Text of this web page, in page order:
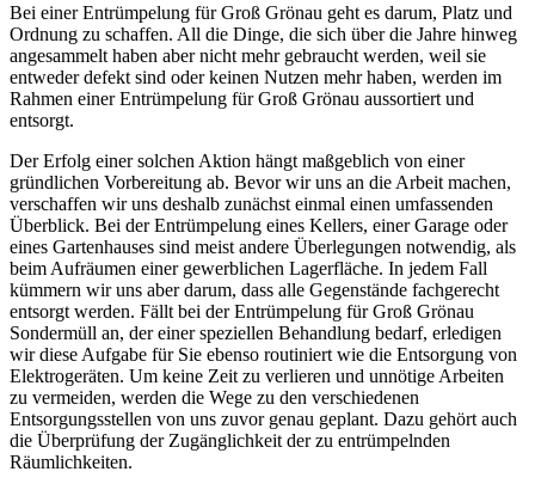
Bei einer Entrümpelung für Groß Grönau geht es darum, Platz und
Ordnung zu schaffen. All die Dinge, die sich über die Jahre hinweg
angesammelt haben aber nicht mehr gebraucht werden, weil sie
entweder defekt sind oder keinen Nutzen mehr haben, werden im
Rahmen einer Entrümpelung für Groß Grönau aussortiert und
entsorgt.
Der Erfolg einer solchen Aktion hängt maßgeblich von einer
gründlichen Vorbereitung ab. Bevor wir uns an die Arbeit machen,
verschaffen wir uns deshalb zunächst einmal einen umfassenden
Überblick. Bei der Entrümpelung eines Kellers, einer Garage oder
eines Gartenhauses sind meist andere Überlegungen notwendig, als
beim Aufräumen einer gewerblichen Lagerfläche. In jedem Fall
kümmern wir uns aber darum, dass alle Gegenstände fachgerecht
entsorgt werden. Fällt bei der Entrümpelung für Groß Grönau
Sondermüll an, der einer speziellen Behandlung bedarf, erledigen
wir diese Aufgabe für Sie ebenso routiniert wie die Entsorgung von
Elektrogeräten. Um keine Zeit zu verlieren und unnötige Arbeiten
zu vermeiden, werden die Wege zu den verschiedenen
Entsorgungsstellen von uns zuvor genau geplant. Dazu gehört auch
die Überprüfung der Zugänglichkeit der zu entrümpelnden
Räumlichkeiten.